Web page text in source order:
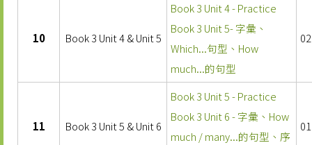
10 Book 3 Unit 4 & Unit 5
Book 3 Unit 4 - Practice
Book 3 Unit 5- 字彙、
Which...句型、How
much...的句型
11 Book 3 Unit 5 & Unit 6
Book 3 Unit 5 - Practice
Book 3 Unit 6 - 字彙、How
much / many...的句型、序